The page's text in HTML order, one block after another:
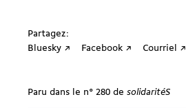
Partagez:
Bluesky ↗
Facebook ↗ Courriel ↗
Paru dans le n° 280 de solidaritéS